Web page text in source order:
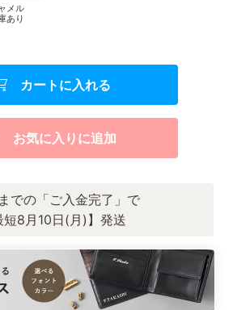
メル
あり
カートに入れる
お気に入りに追加
での「ご入金完了」で
短8月10日(月)】発送